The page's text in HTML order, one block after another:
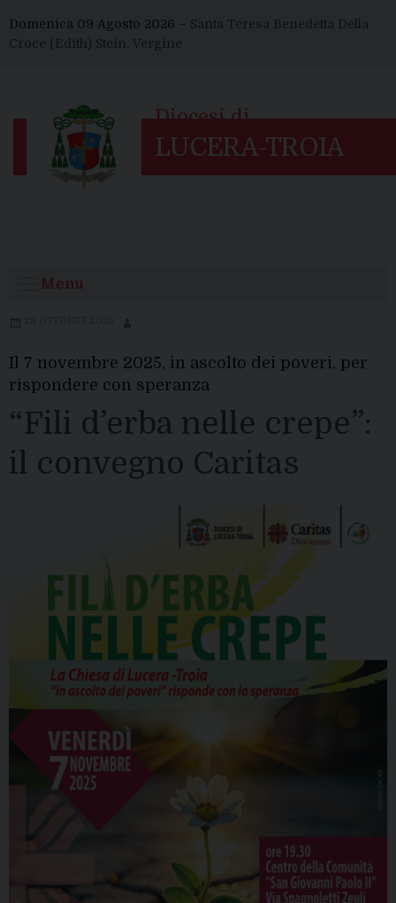
to
content
Domenica 09 Agosto 2026 – Santa Teresa Benedetta Della
Croce (Edith) Stein, Vergine
Menu
Il 7 novembre 2025, in ascolto dei poveri, per
rispondere con speranza
“Fili d’erba nelle crepe”:
il convegno Caritas